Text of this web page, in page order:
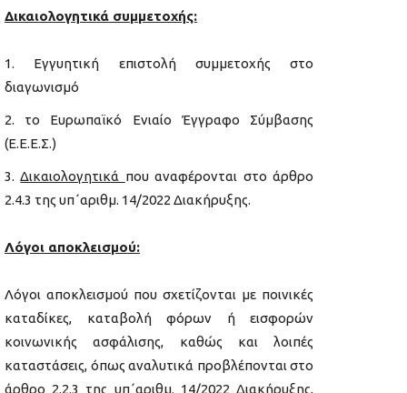
Δικαιολογητικά συμμετοχής:
Εγγυητική επιστολή συμμετοχής στο
διαγωνισμό
το Ευρωπαϊκό Ενιαίο Έγγραφο Σύμβασης
(Ε.Ε.Ε.Σ.)
Δικαιολογητικά που αναφέρονται στο άρθρο
2.4.3 της υπ΄αριθμ. 14/2022 Διακήρυξης.
Λόγοι αποκλεισμού:
Λόγοι αποκλεισμού που σχετίζονται με ποινικές
καταδίκες, καταβολή φόρων ή εισφορών
κοινωνικής ασφάλισης, καθώς και λοιπές
καταστάσεις, όπως αναλυτικά προβλέπονται στο
άρθρο 2.2.3 της υπ΄αριθμ. 14/2022 Διακήρυξης,